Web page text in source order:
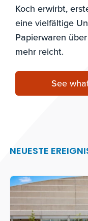
Koch erwirbt,
eine vielfältige
Papierwaren
mehr reicht.
See
NEUESTE